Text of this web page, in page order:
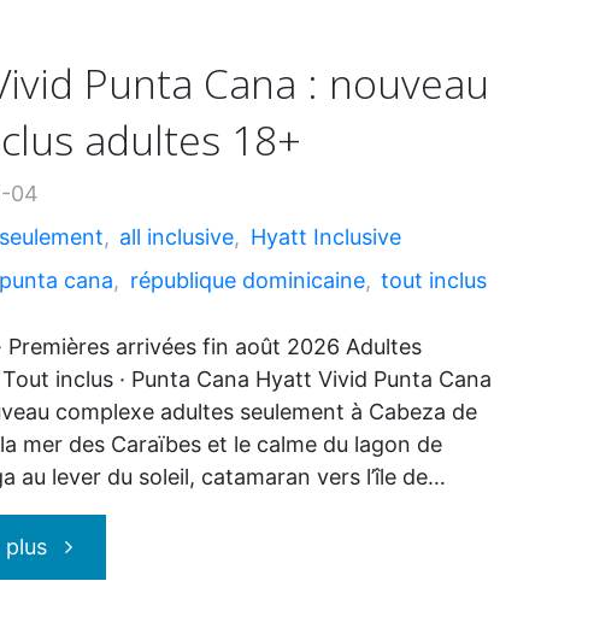
Punta Cana : nouveau
adultes 18+
04
, all inclusive, Hyatt Inclusive
punta cana, république dominicaine, tout inclus
Premières arrivées fin août 2026 Adultes
Tout inclus · Punta Cana Hyatt Vivid Punta Cana
complexe adultes seulement à Cabeza de
mer des Caraïbes et le calme du lagon de
au lever du soleil, catamaran vers l’île de…
plus"Hyatt